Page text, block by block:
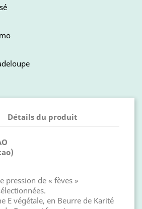
Détails du produit
pression de « fèves »
E végétale, en Beurre de Karité